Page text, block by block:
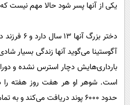
حوادث
سلامت
بین الملل
اجتماعی
یکی از آنها پسر شود حالا مهم نیست
دختر بزرگ
آگوستینا می‌گوید آنها زندگی بسیار
بارداری‌هایش دچار استرس نشده و
است. شوهر او هر هفت روز هفته را
حدود 6000 پوند دریافت می‌کند و به تمام امور زندگی اشراف دارد.